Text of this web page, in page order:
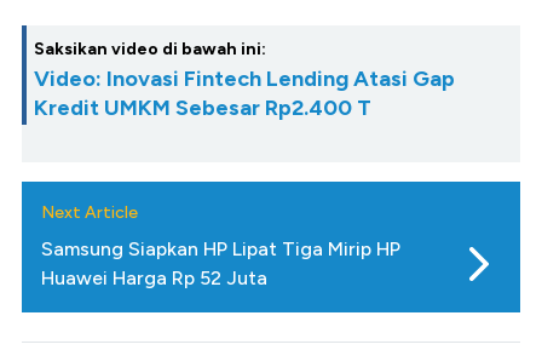
Saksikan video di bawah ini:
Video: Inovasi Fintech Lending Atasi Gap
Kredit UMKM Sebesar Rp2.400 T
Next Article
Samsung Siapkan HP Lipat Tiga Mirip HP
Huawei Harga Rp 52 Juta